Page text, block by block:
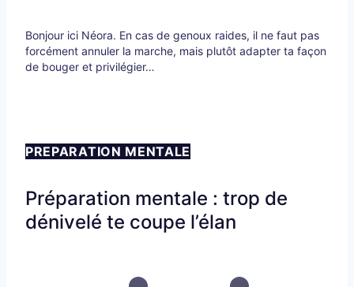
Bonjour ici Néora. En cas de genoux raides, il ne faut pas
forcément annuler la marche, mais plutôt adapter ta façon
de bouger et privilégier…
PREPARATION MENTALE
Préparation mentale : trop de
dénivelé te coupe l’élan